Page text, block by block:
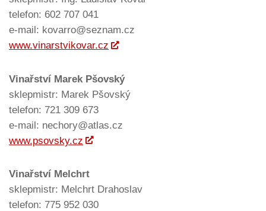
telefon: 602 707 041
e-mail: kovarro@seznam.cz
www.vinarstvikovar.cz
Vinařství Marek Pšovský
sklepmistr: Marek Pšovský
telefon: 721 309 673
e-mail: nechory@atlas.cz
www.psovsky.cz
Vinařství Melchrt
sklepmistr: Melchrt Drahoslav
telefon: 775 952 030